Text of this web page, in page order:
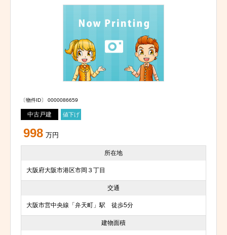
〔物件ID〕 0000086659
中古戸建 値下げ
998 万円
所在地
大阪府大阪市港区市岡３丁目
交通
大阪市営中央線「弁天町」駅 徒歩5分
建物面積